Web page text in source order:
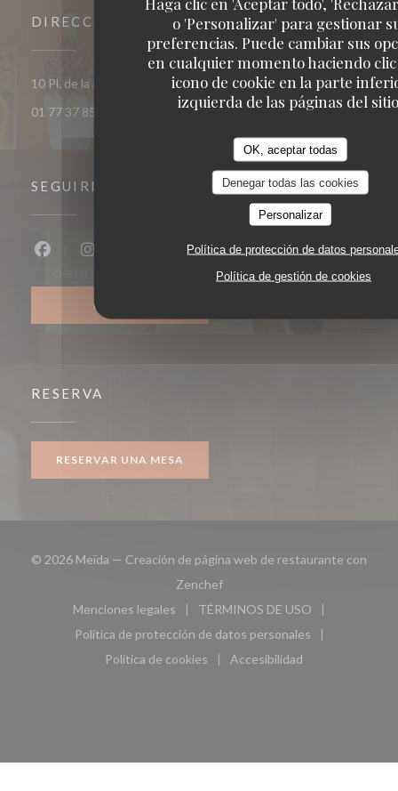
o 'Personalizar' para gestionar
preferencias. Puede cambiar sus
en cualquier momento haciendo
icono de cookie en la parte
izquierda de las páginas del
OK, aceptar todas
Denegar todas las cookies
Personalizar
Política de protección de datos
Política de gestión de cookies
DIRECCIÓN
10 Pl. de la République 93400 Saint-Ouen-sur-Seine((abre en una
01 77 37 85 33
SEGUIRNOS
BOLETÍN
RESERVA
RESERVAR UNA MESA
© 2026 Meïda — Creación de página web de restaurante con
Zenchef((abre en una nueva ventana))
Menciones legales
((abre en una nueva ventana))
TÉRMINOS DE USO
((abre en una nueva
Política de protección de datos personales
((abre en una nueva ventana))
Política de cookies
((abre en una nueva ventana))
Accesibilidad